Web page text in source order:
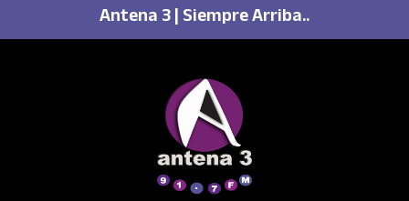
Antena 3 | Siempre Arriba..